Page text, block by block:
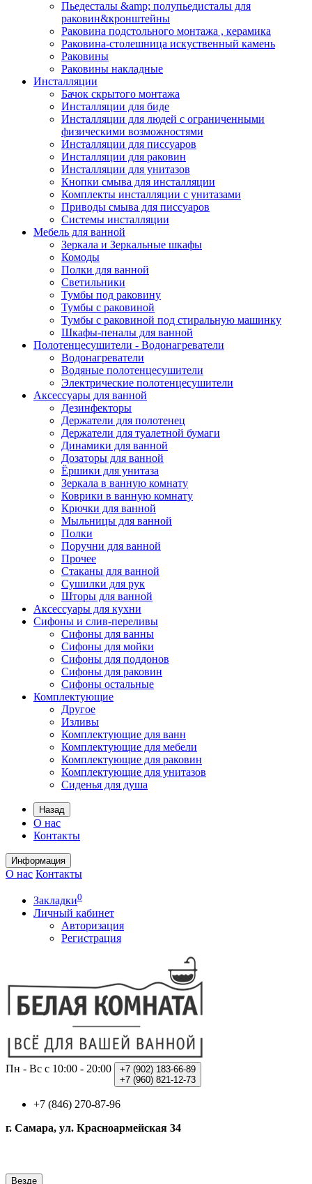
Пьедесталы &amp; полупьедисталы для
раковин&кронштейны
Раковина подстольного монтажа , керамика
Раковина-столешница искуственный камень
Раковины
Раковины накладные
Инсталляции
Бачок скрытого монтажа
Инсталляции для биде
Инсталляции для людей с ограниченными
физическими возможностями
Инсталляции для писсуаров
Инсталляции для раковин
Инсталляции для унитазов
Кнопки смыва для инсталляции
Комплекты инсталляции с унитазами
Приводы смыва для писсуаров
Системы инсталляции
Мебель для ванной
Зеркала и Зеркальные шкафы
Комоды
Полки для ванной
Светильники
Тумбы под раковину
Тумбы с раковиной
Тумбы с раковиной под стиральную машинку
Шкафы-пеналы для ванной
Полотенцесушители - Водонагреватели
Водонагреватели
Водяные полотенцесушители
Электрические полотенцесушители
Аксессуары для ванной
Дезинфекторы
Держатели для полотенец
Держатели для туалетной бумаги
Динамики для ванной
Дозаторы для ванной
Ёршики для унитаза
Зеркала в ванную комнату
Коврики в ванную комнату
Крючки для ванной
Мыльницы для ванной
Полки
Поручни для ванной
Прочее
Стаканы для ванной
Сушилки для рук
Шторы для ванной
Аксессуары для кухни
Сифоны и слив-переливы
Сифоны для ванны
Сифоны для мойки
Сифоны для поддонов
Сифоны для раковин
Сифоны остальные
Комплектующие
Другое
Изливы
Комплектующие для ванн
Комплектующие для мебели
Комплектующие для раковин
Комплектующие для унитазов
Сиденья для душа
Назад
О нас
Контакты
Информация
О нас Контакты
Закладки0
Личный кабинет
Авторизация
Регистрация
Пн - Вс с 10:00 - 20:00 +7 (902) 183-66-89
+7 (960) 821-12-73
+7 (846) 270-87-96
г. Самара, ул. Красноармейская 34
Везде